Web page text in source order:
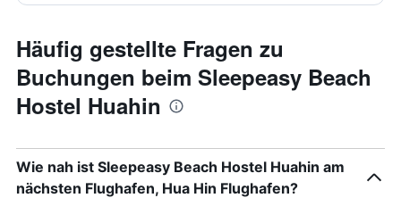
Häufig gestellte Fragen zu
Buchungen beim Sleepeasy Beach
Hostel Huahin
Wie nah ist Sleepeasy Beach Hostel Huahin am
nächsten Flughafen, Hua Hin Flughafen?